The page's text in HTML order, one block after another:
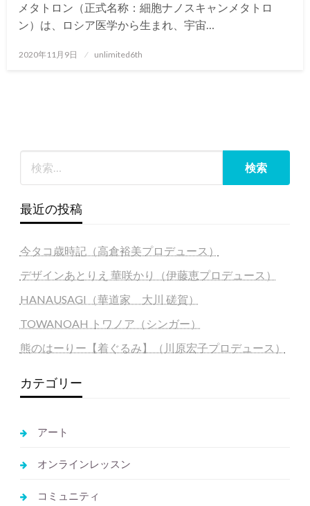
メタトロン（正式名称：細胞ナノスキャンメタトロ
ン）は、ロシア医学から生まれ、宇宙…
投
2020年11月9日 unlimited6th
最近の投稿
今タコ歳時記（高倉裕美プロデュース）
デザインあとりえ 華咲かり（伊藤恵プロデュース）
HANAUSAGI（華道家 大川 磋賀）
TOWANOAH トワノア（シンガー）
熊のはーりー【着ぐるみ】（川原宏子プロデュース）
カテゴリー
アート
オンラインレッスン
コミュニティ